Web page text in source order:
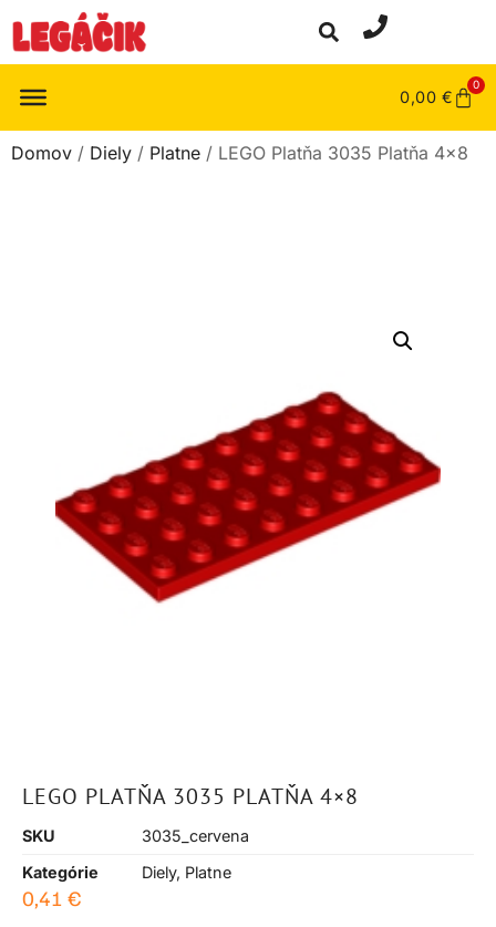
0,00 €
0
Domov / Diely / Platne / LEGO Platňa 3035 Platňa 4×8
LEGO PLATŇA 3035 PLATŇA 4×8
SKU
3035_cervena
Kategórie
Diely, Platne
0,41 €